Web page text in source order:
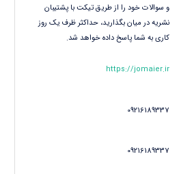
و سوالات خود را از طریق تیکت با پشتیبان
نشریه در میان بگذارید، حداکثر ظرف یک روز
کاری به شما پاسخ داده خواهد شد.
https://jomaier.ir
09216189337
09216189337